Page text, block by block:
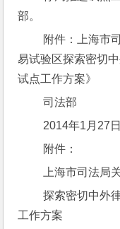
部。
易试验区探索密切
试点工作方案》
司法部
2014年1月27日
附件：
上海市司法局
探索密切中外律师事务所业务合作方式和机制试点
工作方案